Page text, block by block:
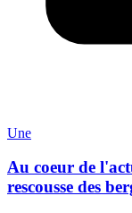
Une
Au coeur de
rescousse des